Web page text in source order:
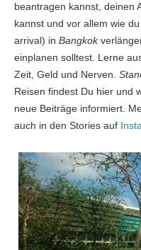
beantragen kannst, deinen
kannst und vor allem wie
arrival) in Bangkok
einplanen solltest. Lerne
Zeit, Geld und Nerven.
Reisen findest Du hier und
neue Beiträge informiert.
auch in den Stories auf